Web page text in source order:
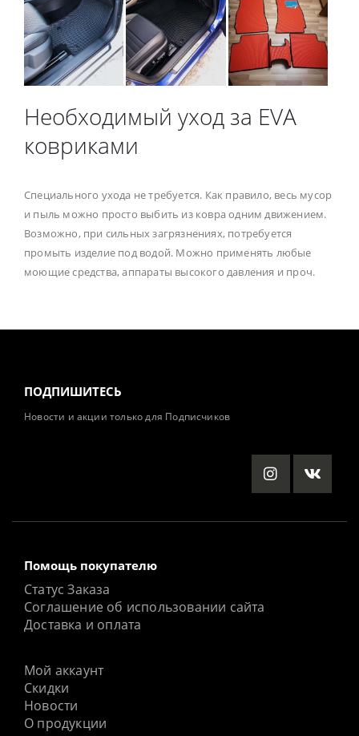
Необходимый уход за EVA
ковриками
Специального ухода не требуется. Как правило, весь мусор
и пыль можно просто выбить из ковра одним движением.
Возможно, при сильных загрязнениях, потребуется
промыть изделие под водой. Можно применять любые
моющие средства, аппараты высокого давления и проч.
ПОДПИШИТЕСЬ
Новости и акции только для Подписчиков
Помощь покупателю
Статус Заказа
Соглашение об использовании сайта
Доставка и оплата
Мой аккаунт
Скидки
Новости
О продукции